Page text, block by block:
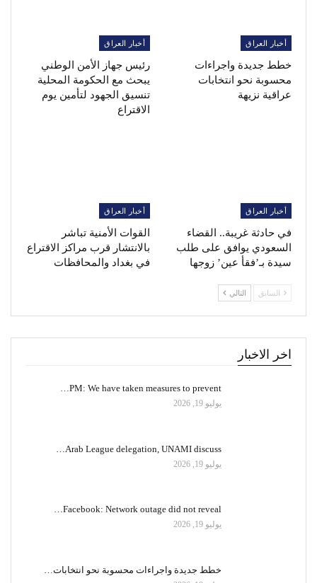
أخبار العراق
خطط جديدة واجراءات
محسوبة نحو انتخابات
عراقية نزيهة
أخبار العراق
رئيس جهاز الأمن الوطني
يبحث مع الحكومة المحلية
تنسيق الجهود لتأمين يوم
الاقتراع
أخبار العراق
في حادثة غريبة.. القضاء
السعودي يوافق على طلب
سيدة بـ’فقأ عين’ زوجها
أخبار العراق
القوات الأمنية تباشر
بالانتشار قرب مراكز الاقتراع
في بغداد والمحافظات
السابق التالي
اخر الاخبار
PM: We have taken measures to prevent…
يوليو 19, 2026
Arab League delegation, UNAMI discuss…
يوليو 19, 2026
Facebook: Network outage did not reveal…
يوليو 19, 2026
خطط جديدة واجراءات محسوبة نحو انتخابات…